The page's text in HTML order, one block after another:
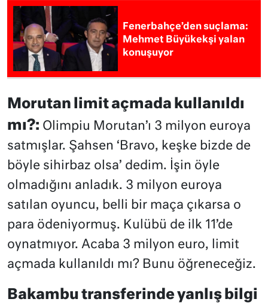
Fenerbahçe’den suçlama:
Mehmet Büyükekşi yalan
konuşuyor
Morutan limit açmada kullanıldı
mı?: Olimpiu Morutan’ı 3 milyon euroya
satmışlar. Şahsen ‘Bravo, keşke bizde de
böyle sihirbaz olsa’ dedim. İşin öyle
olmadığını anladık. 3 milyon euroya
satılan oyuncu, belli bir maça çıkarsa o
para ödeniyormuş. Kulübü de ilk 11’de
oynatmıyor. Acaba 3 milyon euro, limit
açmada kullanıldı mı? Bunu öğreneceğiz.
Bakambu transferinde yanlış bilgi